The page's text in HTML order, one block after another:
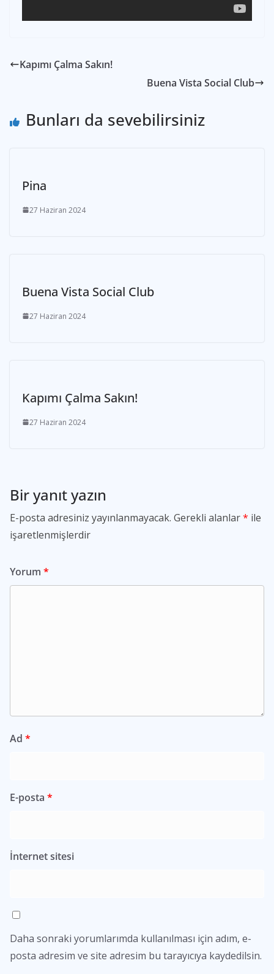
Kapımı Çalma Sakın!
Buena Vista Social Club
Bunları da sevebilirsiniz
Pina
27 Haziran 2024
Buena Vista Social Club
27 Haziran 2024
Kapımı Çalma Sakın!
27 Haziran 2024
Bir yanıt yazın
E-posta adresiniz yayınlanmayacak. Gerekli alanlar* ile
işaretlenmişlerdir
Yorum *
Ad *
E-posta *
İnternet sitesi
Daha sonraki yorumlarımda kullanılması için adım, e-
posta adresim ve site adresim bu tarayıcıya kaydedilsin.